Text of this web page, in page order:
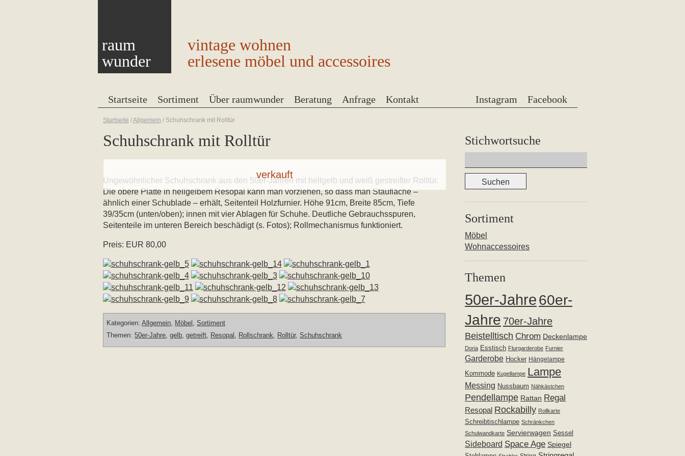
raum
wunder
vintage wohnen
erlesene möbel und accessoires
Startseite Sortiment Über raumwunder Beratung Anfrage Kontakt Facebook
Instagram
Startseite /Allgemein / Schuhschrank mit Rolltür
Schuhschrank mit Rolltür
Ungewöhnlicher Schuhschrank aus den 50er-Jahren mit hellgelb und weiß gestreifter Rolltür.
Die obere Platte in hellgelbem Resopal kann man vorziehen, so dass man Staufläche –
ähnlich einer Schublade – erhält, Seitenteil Holzfurnier. Höhe 91cm, Breite 85cm, Tiefe
39/35cm (unten/oben); innen mit vier Ablagen für Schuhe. Deutliche Gebrauchsspuren,
Seitenteile im unteren Bereich beschädigt (s. Fotos); Rollmechanismus funktioniert.
Preis: EUR 80,00
Kategorien:Allgemein Möbel ,Sortiment
Themen:50er-Jahre,gelb,getreift, Resopal , Rollschrank, Rolltür,Schuhschrank
Stichwortsuche
nach:
Sortiment
Möbel
Wohnaccessoires
Themen
50er-Jahre60er-
Jahre 70er-Jahre
Beistelltisch Chrom Deckenlampe
Doria Esstisch Flurgarderobe Furnier
Garderobe Hocker Hängelampe
Kommode Kugellampe Lampe
Messing Nussbaum Nähkästchen
Pendellampe Rattan Regal
Resopal Rockabilly Rollkarte
Schreibtischlampe Schränkchen
Schulwandkarte Servierwagen Sessel
Sideboard Space Age Spiegel